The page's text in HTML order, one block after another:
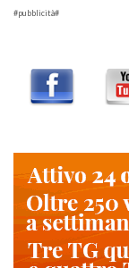
#pubblicità#